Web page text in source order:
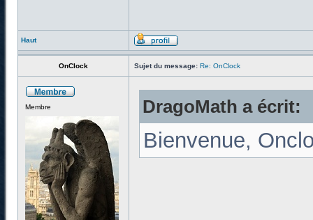
Haut
OnClock Sujet du message: Re: OnClock
Membre DragoMath a écrit:
Bienvenue,